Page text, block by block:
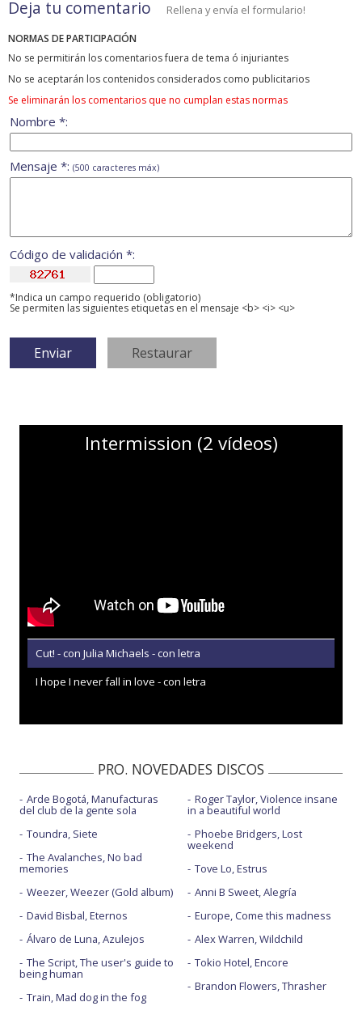
Deja tu comentario Rellena y envía el formulario!
NORMAS DE PARTICIPACIÓN
No se permitirán los comentarios fuera de tema ó injuriantes
No se aceptarán los contenidos considerados como publicitarios
Se eliminarán los comentarios que no cumplan estas normas
Nombre *:
Mensaje *: (500 caracteres máx)
Código de validación *:
*Indica un campo requerido (obligatorio)
Se permiten las siguientes etiquetas en el mensaje <b> <i> <u>
Intermission (2 vídeos)
Cut! - con Julia Michaels - con letra
I hope I never fall in love - con letra
PRO. NOVEDADES DISCOS
Arde Bogotá, Manufacturas
del club de la gente sola
Toundra, Siete
The Avalanches, No bad
memories
Weezer, Weezer (Gold album)
David Bisbal, Eternos
Álvaro de Luna, Azulejos
The Script, The user's guide to
being human
Train, Mad dog in the fog
Roger Taylor, Violence insane
in a beautiful world
Phoebe Bridgers, Lost
weekend
Tove Lo, Estrus
Anni B Sweet, Alegría
Europe, Come this madness
Alex Warren, Wildchild
Tokio Hotel, Encore
Brandon Flowers, Thrasher